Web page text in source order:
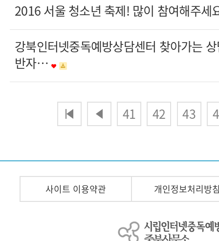
2016 서울 청소년 축제! 많이 참여해주세
강북인터넷중독예방상담센터 찾아가는
반자…
41 42 43
맨끝
사이트 이용약관 개인정보처리방